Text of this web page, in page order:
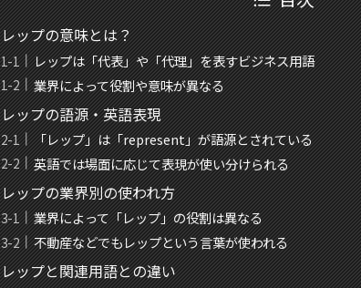
レップの意味とは？
レップは「代表」や「代理」を表すビジネス用語
業界によって役割や意味が異なる
レップの語源・英語表現
「レップ」は「represent」が語源とされている
英語では場面に応じて表現が使い分けられる
レップの業界別の使われ方
業界によって「レップ」の役割は異なる
不動産などでもレップという言葉が使われる
レップと関連用語との違い